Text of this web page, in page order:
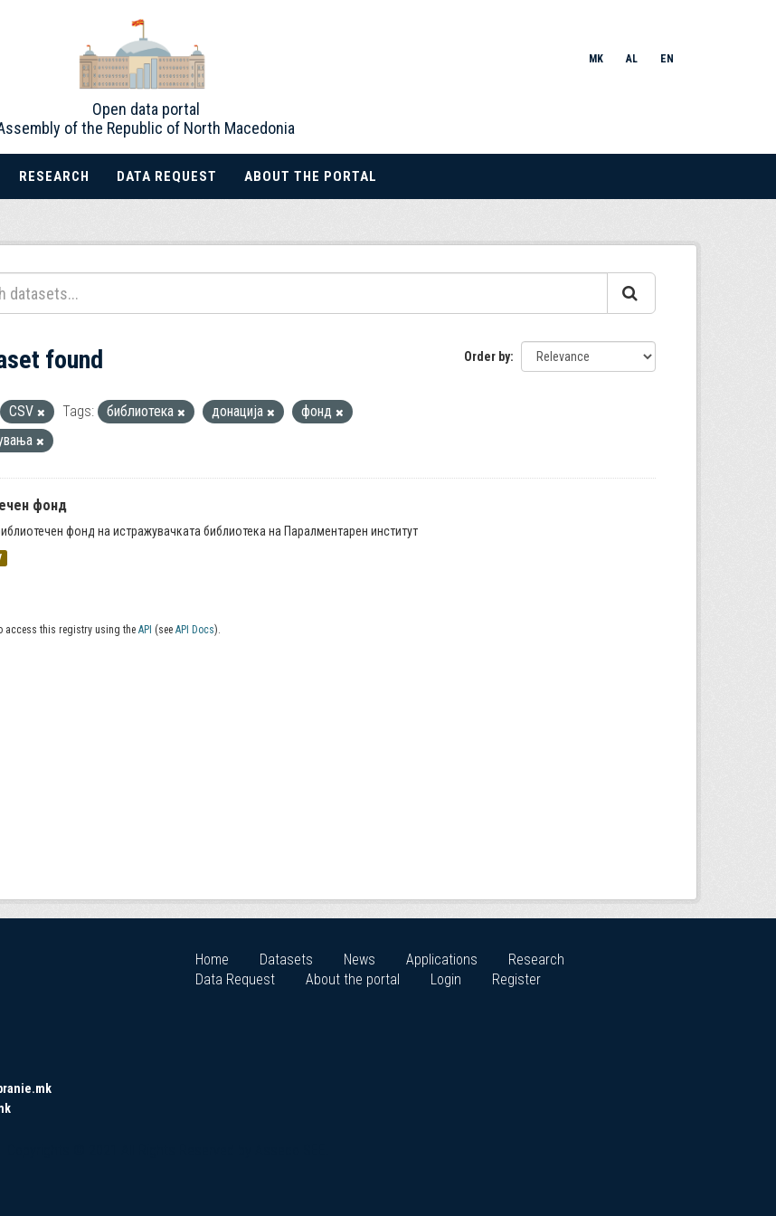
Open data portal
of the Republic of North Macedonia
MK AL EN
RESEARCH DATA REQUEST ABOUT THE PORTAL
Order by
found
CSV Tags: библиотека донација
фонд
фонд
фонд на истражувачката библиотека на Паралментарен институт
access this registry using the API (see API Docs).
Home Datasets News Applications
Research
Data Request
About the portal Login Register